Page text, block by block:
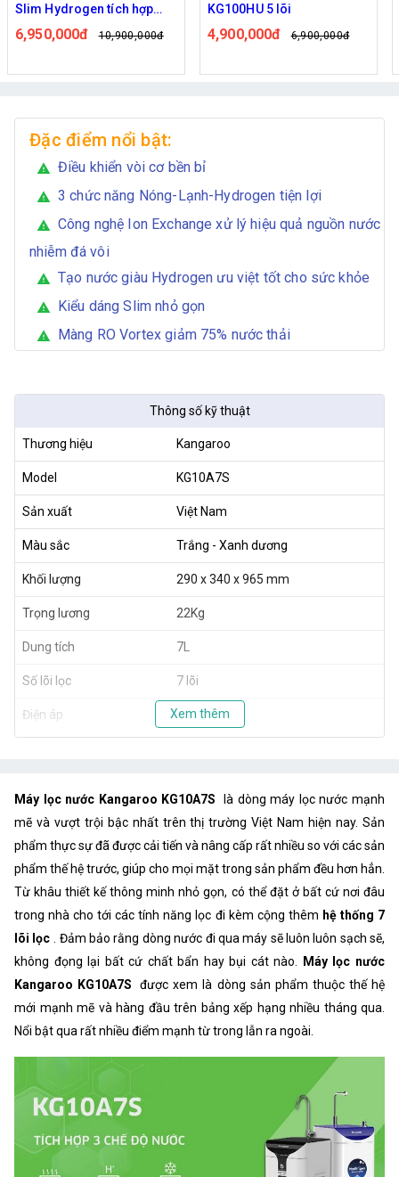
KG100HU 5 lõi
4,900,000đ 6,900,000đ
SHA8869K 9 lõi lọc
3,950,000đ 5,950,000đ
Đặc điểm nổi bật:
warning Điều khiển vòi cơ bền bỉ
warning 3 chức năng Nóng-Lạnh-Hydrogen tiện lợi
warning
Công nghệ Ion Exchange xử lý hiệu quả nguồn nước
nhiễm đá vôi
warning Tạo nước giàu Hydrogen ưu việt tốt cho sức khỏe
warning Kiểu dáng Slim nhỏ gọn
warning Màng RO Vortex giảm 75% nước thải
Thông số kỹ thuật
Thương hiệu Kangaroo
Model KG10A7S
Sản xuất Việt Nam
Màu sắc Trắng - Xanh dương
Khối lượng 290 x 340 x 965 mm
Trọng lương 22Kg
Dung tích 7L
Số lõi lọc 7 lõi
Điện áp 220V/50Hz
Điều khiển Vòi cơ
Công suất lọc >=18L/h
Màng lọc RO vortex
Công suất làm lạnh 70W
Công suất làm nóng 528W
Xem thêm
Máy lọc nước Kangaroo KG10A7S
là dòng máy lọc nước mạnh
mẽ và vượt trội bậc nhất trên thị trường Việt Nam hiện nay. Sản
phẩm thực sự đã được cải tiến và nâng cấp rất nhiều so với các sản
phẩm thế hệ trước, giúp cho mọi mặt trong sản phẩm đều hơn hẳn.
Từ khâu thiết kế thông minh nhỏ gọn, có thể đặt ở bất cứ nơi đâu
trong nhà cho tới các tính năng lọc đi kèm cộng thêm hệ thống 7
lõi lọc
. Đảm bảo rằng dòng nước đi qua máy sẽ luôn luôn sạch sẽ,
không đọng lại bất cứ chất bẩn hay bụi cát nào. Máy lọc nước
Kangaroo KG10A7S
được xem là dòng sản phẩm thuộc thế hệ
mới mạnh mẽ và hàng đầu trên bảng xếp hạng nhiều tháng qua.
Nổi bật qua rất nhiều điểm mạnh từ trong lẫn ra ngoài.